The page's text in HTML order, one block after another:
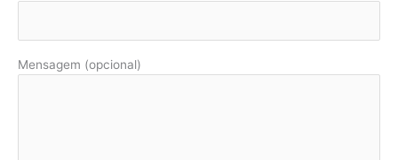
Mensagem (opcional)